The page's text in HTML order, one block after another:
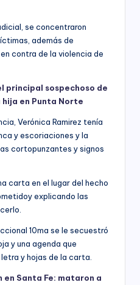
se concentraron
además de
contra de la violencia de
principal sospechoso de
hija en Punta Norte
Verónica Ramirez tenía
y escoriaciones y la
cortopunzantes y signos
carta en el lugar del hecho
explicando las
10ma se le secuestró
y una agenda que
y hojas de la carta.
en Santa Fe: mataron a